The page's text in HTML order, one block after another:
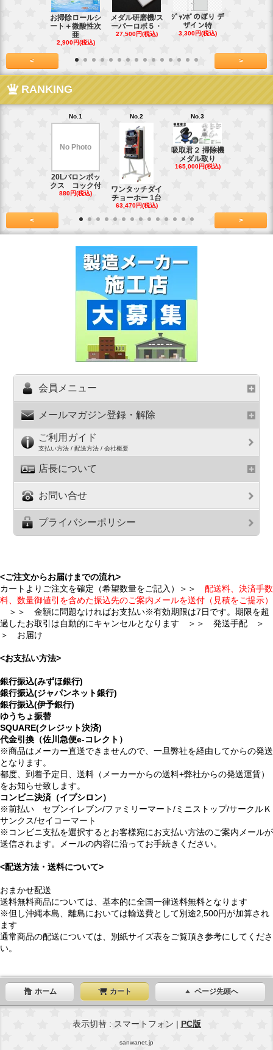
お掃除ロールシ
ート＋微酸性次
亜
2,900円(税込)
メダル研磨機/ス
ーパーロボ５・
27,500円(税込)
ｼﾞｬﾝﾎﾞのぼり デ
ザイン特
3,300円(税込)
< >
RANKING
No.1
No Photo
20Lバロンボッ
クス コック付
880円(税込)
No.2
ワンタッチダイ
チョーホー 1台
63,470円(税込)
No.3
吸取君２ 掃除機
メダル取り
165,000円(税込)
< >
会員メニュー
メールマガジン登録・解除
ご利用ガイド
支払い方法 / 配送方法 / 会社概要
店長について
お問い合せ
プライバシーポリシー
<ご注文からお届けまでの流れ>
カートよりご注文を確定（希望数量をご記入）＞＞ 配送料、決済手数
料、数量御値引を含めた振込先のご案内メールを送付（見積をご提示）
＞＞ 金額に問題なければお支払い※有効期限は7日です。期限を超
過したお取引は自動的にキャンセルとなります ＞＞ 発送手配 ＞
＞ お届け
<お支払い方法>
銀行振込(みずほ銀行)
銀行振込(ジャパンネット銀行)
銀行振込(伊予銀行)
ゆうちょ振替
SQUARE(クレジット決済)
代金引換（佐川急便e-コレクト）
※商品はメーカー直送できませんので、一旦弊社を経由してからの発送
となります。
都度、到着予定日、送料（メーカーからの送料+弊社からの発送運賃）
をお知らせ致します。
コンビニ決済（イプシロン）
※前払い セブンイレブン/ファミリーマート/ミニストップ/サークルＫ
サンクス/セイコーマート
※コンビニ支払を選択するとお客様宛にお支払い方法のご案内メールが
送信されます。メールの内容に沿ってお手続きください。
<配送方法・送料について>
おまかせ配送
送料無料商品については、基本的に全国一律送料無料となります
※但し沖縄本島、離島においては輸送費として別途2,500円が加算され
ます
通常商品の配送については、別紙サイズ表をご覧頂き参考にしてくださ
い。
ホーム カート ページ先頭へ
表示切替 : スマートフォン | PC版
sanwanet.jp